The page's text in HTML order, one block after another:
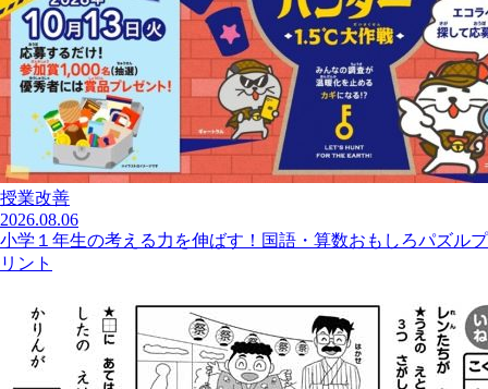
授業改善
2026.08.06
小学１年生の考える力を伸ばす！国語・算数おもしろパズルプ
リント